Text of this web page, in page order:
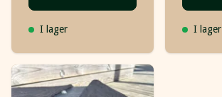
I lager I lager